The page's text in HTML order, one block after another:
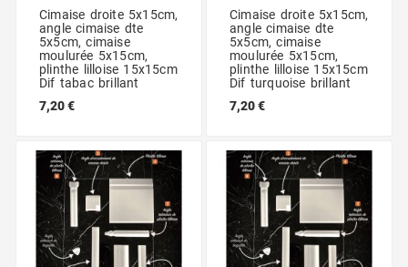
Cimaise droite 5x15cm,
angle cimaise dte
5x5cm, cimaise
moulurée 5x15cm,
plinthe lilloise 15x15cm
Dif tabac brillant
7,20 €
Cimaise droite 5x15cm,
angle cimaise dte
5x5cm, cimaise
moulurée 5x15cm,
plinthe lilloise 15x15cm
Dif turquoise brillant
7,20 €